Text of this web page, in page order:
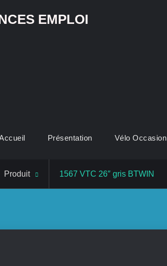
EMPLOI
Présentation Vélo Occasion
Produit 1567 VTC 26″ gris BTWIN